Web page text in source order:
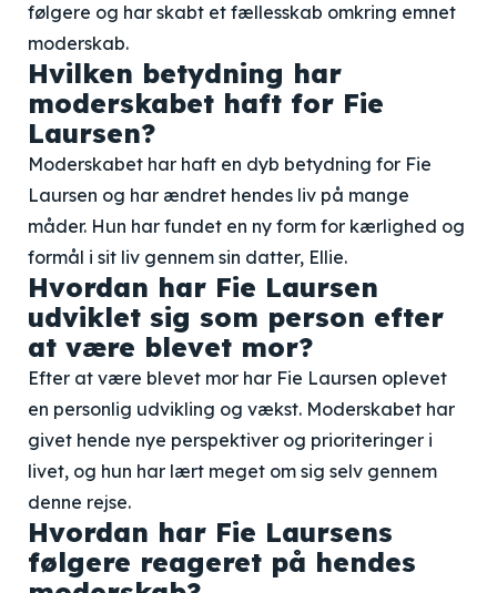
følgere og har skabt et fællesskab omkring emnet
moderskab.
Hvilken betydning har
moderskabet haft for Fie
Laursen?
Moderskabet har haft en dyb betydning for Fie
Laursen og har ændret hendes liv på mange
måder. Hun har fundet en ny form for kærlighed og
formål i sit liv gennem sin datter, Ellie.
Hvordan har Fie Laursen
udviklet sig som person efter
at være blevet mor?
Efter at være blevet mor har Fie Laursen oplevet
en personlig udvikling og vækst. Moderskabet har
givet hende nye perspektiver og prioriteringer i
livet, og hun har lært meget om sig selv gennem
denne rejse.
Hvordan har Fie Laursens
følgere reageret på hendes